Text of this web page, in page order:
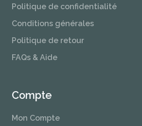
Politique de confidentialité
Conditions générales
Politique de retour
FAQs & Aide
Compte
Mon Compte